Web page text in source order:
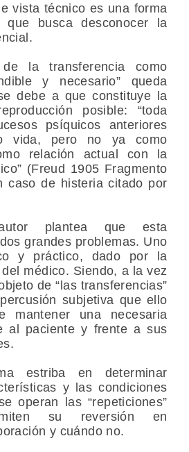
vista técnico es una forma
que busca desconocer la
la transferencia como
y necesario” queda
debe a que constituye la
posible: “toda
psíquicos anteriores
vida, pero no ya como
relación actual con la
(Freud 1905 Fragmento
caso de histeria citado por
plantea que esta
grandes problemas. Uno
y práctico, dado por la
médico. Siendo, a la vez
de “las transferencias”
subjetiva que ello
mantener una necesaria
al paciente y frente a sus
estriba en determinar
y las condiciones
operan las “repeticiones”
su reversión en
y cuándo no.